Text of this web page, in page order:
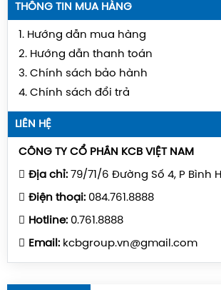
THÔNG TIN MUA HÀNG
1. Hướng dẫn mua hàng
2. Hướng dẫn thanh toán
3. Chính sách bảo hành
4. Chính sách đổi trả
LIÊN HỆ
CÔNG TY CỔ PHẦN KCB VIỆT NAM
Địa chỉ: 79/71/6 Đường Số 4, P Bình
Điện thoại: 084.761.8888
Hotline: 0.761.8888
Email: kcbgroup.vn@gmail.com